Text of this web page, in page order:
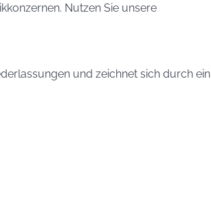
Nutzen Sie unsere
und zeichnet sich durch ein